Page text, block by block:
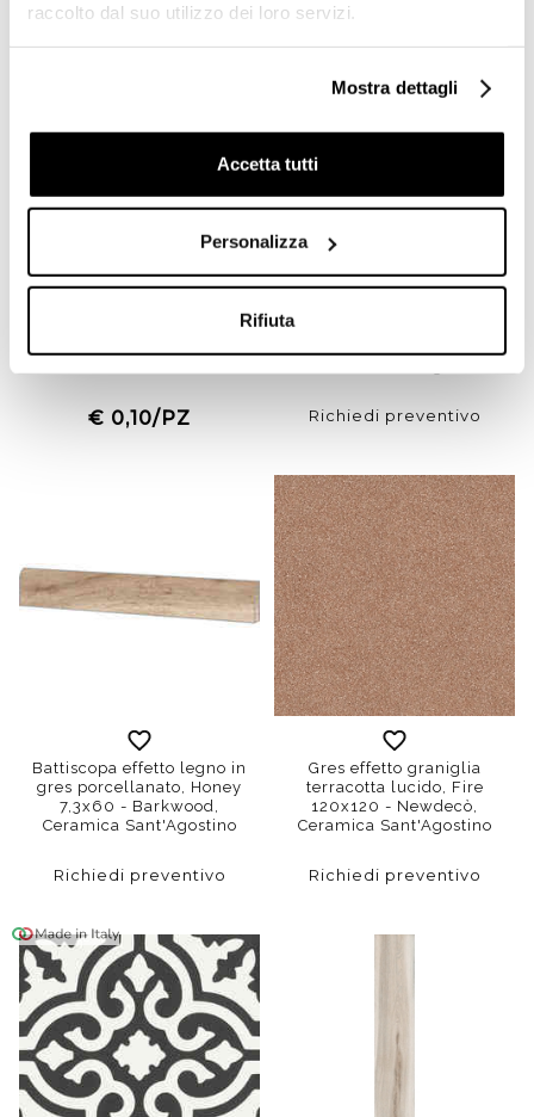
raccolto dal suo utilizzo dei loro servizi.
Mostra dettagli
Accetta tutti
Personalizza
Rifiuta
Ottagonette 15x15 - Tonalite
€ 0,10/PZ Richiedi preventivo
Battiscopa effetto legno in
gres porcellanato, Honey
7,3x60 - Barkwood,
Ceramica Sant'Agostino
Richiedi preventivo
Gres effetto graniglia
terracotta lucido, Fire
120x120 - Newdecò,
Ceramica Sant'Agostino
Richiedi preventivo